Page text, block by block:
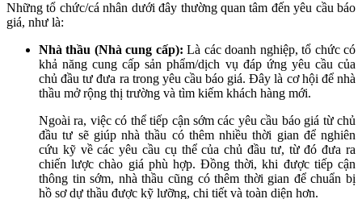
Những tổ chức/cá nhân dưới đây thường quan tâm đến yêu cầu báo
giá, như là:
Nhà thầu (Nhà cung cấp): Là các doanh nghiệp, tổ chức có
khả năng cung cấp sản phẩm/dịch vụ đáp ứng yêu cầu của
chủ đầu tư đưa ra trong yêu cầu báo giá. Đây là cơ hội để nhà
thầu mở rộng thị trường và tìm kiếm khách hàng mới.
Ngoài ra, việc có thể tiếp cận sớm các yêu cầu báo giá từ chủ
đầu tư sẽ giúp nhà thầu có thêm nhiều thời gian để nghiên
cứu kỹ về các yêu cầu cụ thể của chủ đầu tư, từ đó đưa ra
chiến lược chào giá phù hợp. Đồng thời, khi được tiếp cận
thông tin sớm, nhà thầu cũng có thêm thời gian để chuẩn bị
hồ sơ dự thầu được kỹ lưỡng, chi tiết và toàn diện hơn.